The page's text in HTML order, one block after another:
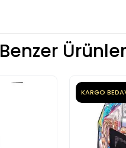
Benzer Ürünler
KARGO